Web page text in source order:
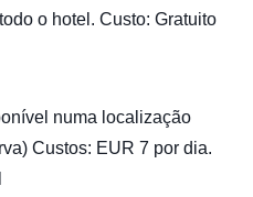
o hotel. Custo: Gratuito
numa localização
Custos: EUR 7 por dia.